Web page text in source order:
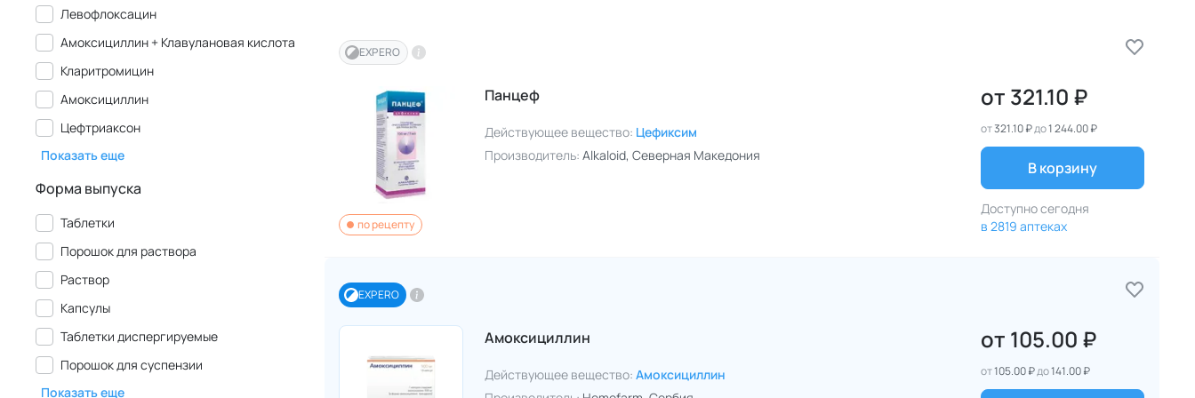
Левофлоксацин
Амоксициллин + Клавулановая кислота
Кларитромицин
Амоксициллин
Цефтриаксон
Показать еще
Форма выпуска
Таблетки
Порошок для раствора
Раствор
Капсулы
Таблетки диспергируемые
Порошок для суспензии
Показать еще
EXPERO
по рецепту
Панцеф
Действующее вещество: Цефиксим
Производитель: Alkaloid, Северная Македония
от 321.10 ₽
от321.10 ₽до1 244.00 ₽
В корзину
Доступно сегодня
в 2819 аптеках
EXPERO
Амоксициллин
Действующее вещество: Амоксициллин
от 105.00 ₽
от105.00 ₽до141.00 ₽